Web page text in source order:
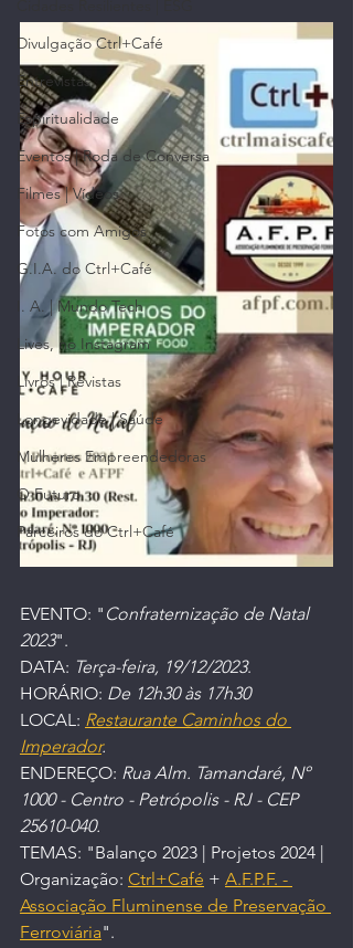
Divulgação Ctrl+Café
Entrevistas
Espiritualidade
Eventos | Roda de Conversa
Filmes | Vídeos
Fotos com Amigos
G.I.A. do Ctrl+Café
I. A. | Mundo Tech
Lives, no Instagram
Livros | Revistas
Longevidade | Saúde
Mulheres Empreendedoras
O Futuro
Parceiros do Ctrl+Café
EVENTO: " Confraternização de Natal
2023".
DATA: Terça-feira, 19/12/2023.
HORÁRIO: De 12h30 às 17h30
LOCAL: Restaurante Caminhos do
Imperador.
ENDEREÇO: Rua Alm. Tamandaré, Nº
1000 - Centro - Petrópolis - RJ - CEP
25610-040.
TEMAS: "Balanço 2023 | Projetos 2024 |
Organização: Ctrl+Café + A.F.P.F. -
Associação Fluminense de Preservação
Ferroviária".